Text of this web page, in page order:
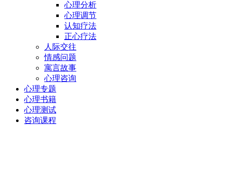
心理分析
心理调节
认知疗法
正心疗法
人际交往
情感问题
寓言故事
心理咨询
心理专题
心理书籍
心理测试
咨询课程